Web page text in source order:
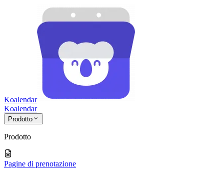
Koalendar
Koalendar
Prodotto
Prodotto
Pagine di prenotazione